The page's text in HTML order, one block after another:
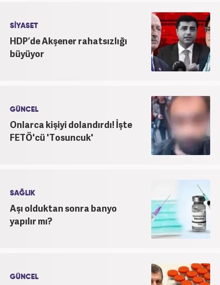
SİYASET
HDP’de Akşener rahatsızlığı
büyüyor
GÜNCEL
Onlarca kişiyi dolandırdı! İşte
FETÖ'cü 'Tosuncuk'
SAĞLIK
Aşı olduktan sonra banyo
yapılır mı?
GÜNCEL